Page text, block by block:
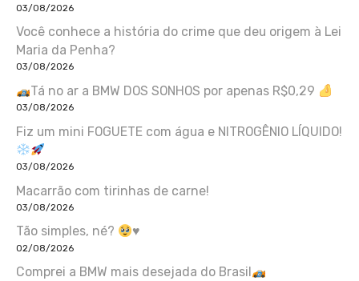
03/08/2026
Você conhece a história do crime que deu origem à Lei
Maria da Penha?
03/08/2026
Tá no ar a BMW DOS SONHOS por apenas R$0,29
03/08/2026
Fiz um mini FOGUETE com água e NITROGÊNIO LÍQUIDO!
03/08/2026
Macarrão com tirinhas de carne!
03/08/2026
Tão simples, né? ♥️
02/08/2026
Comprei a BMW mais desejada do Brasil